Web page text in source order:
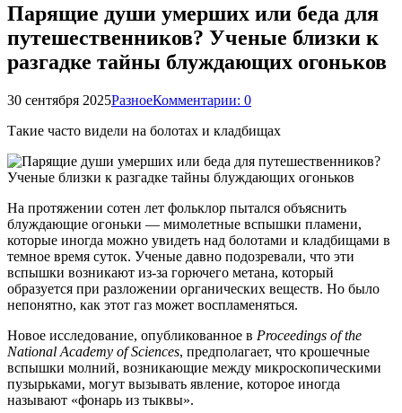
Парящие души умерших или беда для
путешественников? Ученые близки к
разгадке тайны блуждающих огоньков
30 сентября 2025РазноеКомментарии: 0
Такие часто видели на болотах и кладбищах
На протяжении сотен лет фольклор пытался объяснить
блуждающие огоньки — мимолетные вспышки пламени,
которые иногда можно увидеть над болотами и кладбищами в
темное время суток. Ученые давно подозревали, что эти
вспышки возникают из-за горючего метана, который
образуется при разложении органических веществ. Но было
непонятно, как этот газ может воспламеняться.
Новое исследование, опубликованное в Proceedings of the
National Academy of Sciences, предполагает, что крошечные
вспышки молний, возникающие между микроскопическими
пузырьками, могут вызывать явление, которое иногда
называют «фонарь из тыквы».